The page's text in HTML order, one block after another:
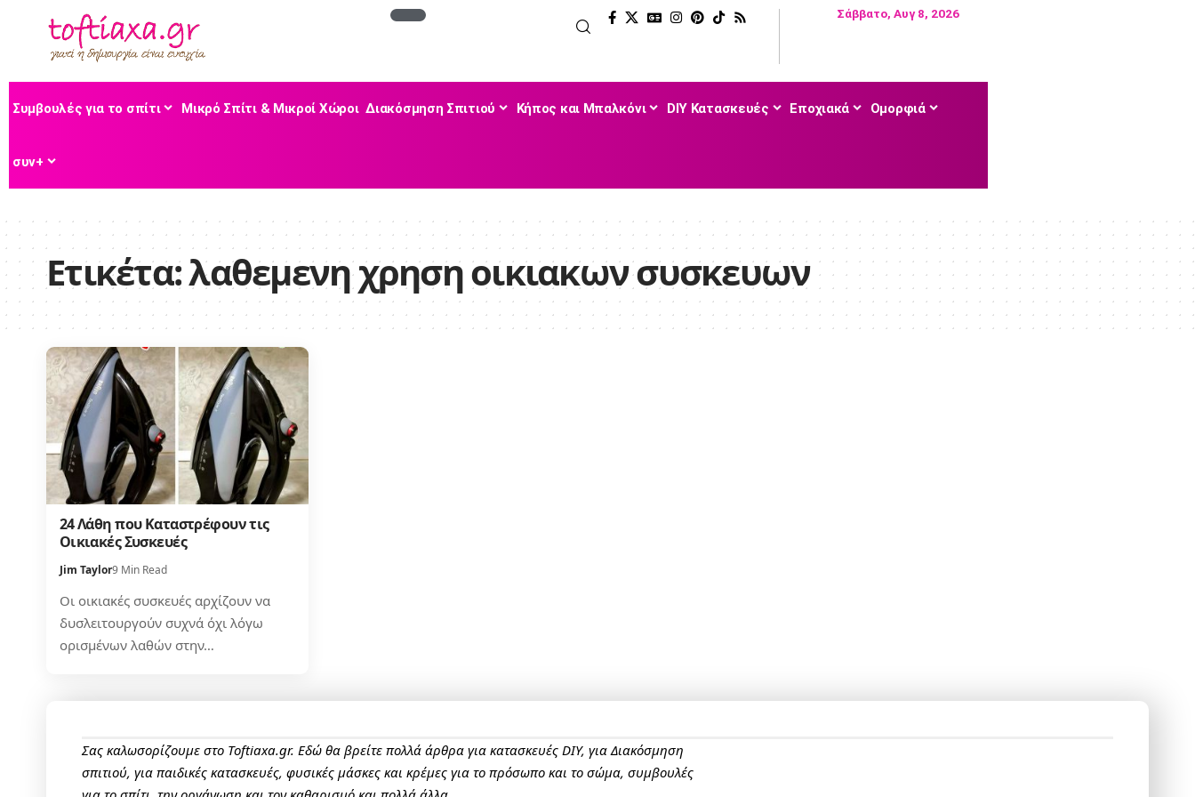
Σάββατο, Αυγ 8, 2026
Συμβουλές για το σπίτι Μικρό Σπίτι & Μικροί Χώροι Διακόσμηση Σπιτιού Κήπος και Μπαλκόνι DIY Κατασκευές Εποχιακά Ομορφιά
συν+
Ετικέτα:λαθεμενη χρηση οικιακων συσκευων
24 Λάθη που Καταστρέφουν τις
Οικιακές Συσκευές
Jim Taylor9 Min Read
Οι οικιακές συσκευές αρχίζουν να
δυσλειτουργούν συχνά όχι λόγω
ορισμένων λαθών στην…
Σας καλωσορίζουμε στο Toftiaxa.gr. Εδώ θα βρείτε πολλά άρθρα για κατασκευές DIY, για Διακόσμηση
σπιτιού, για παιδικές κατασκευές, φυσικές μάσκες και κρέμες για το πρόσωπο και το σώμα, συμβουλές